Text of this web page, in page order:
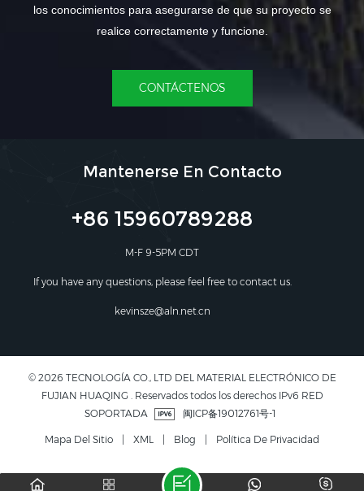
los conocimientos para asegurarse de que su proyecto se
realice correctamente y funcione.
CONTÁCTENOS
Mantenerse En Contacto
+86 15960789288
M-F 9-5PM CDT
If you have any questions, please feel free to contact us.
kevinsze@aln.net.cn
© 2026 TECNOLOGÍA CO., LTD DEL MATERIAL ELECTRÓNICO DE
FUJIAN HUAQING . Reservados todos los derechos IPv6 RED
SOPORTADA
闽ICP备19012761号-1
Mapa Del Sitio XML Blog Política De Privacidad